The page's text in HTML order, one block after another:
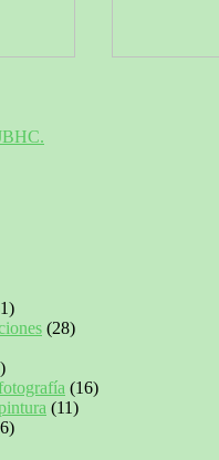
(28)
(16)
(11)